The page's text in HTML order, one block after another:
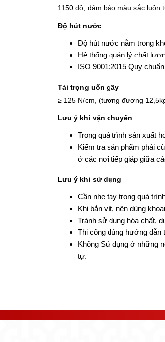
1150 độ, đảm bảo màu sắc luôn
Độ hút nước
Độ hút nước nằm trong
Hệ thống quản lý chất
ISO 9001:2015 Quy
Tải trọng uốn gãy
≥ 125 N/cm, (tương đương
Lưu ý khi vận chuyển
Trong quá trình sản xuất
Kiểm tra sản phẩm phải
ở các nơi tiếp giáp giữa
Lưu ý khi sử dụng
Cần nhẹ tay trong quá
Khi bắn vít, nên dùng
Tránh sử dụng hóa chất,
Thi công đúng hướng dẫn
Không Sử dụng ở những
tự.